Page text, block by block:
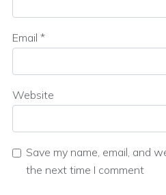
Email *
Website
Save my name, email, and
the next time I comment